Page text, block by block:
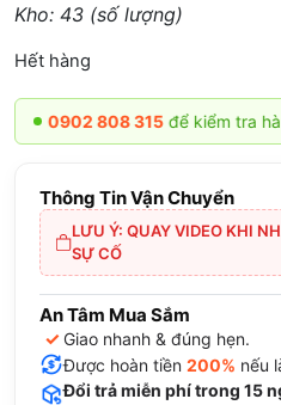
Kho: 43 (số lượng)
Hết hàng
0902 808 315để kiểm tra hàng
Thông Tin Vận Chuyển
LƯU Ý: QUAY VIDEO KHI
SỰ CỐ
An Tâm Mua Sắm
✓ Giao nhanh & đúng hẹn.
Được hoàn tiền 200% nếu
Đổi trả miễn phí trong 15